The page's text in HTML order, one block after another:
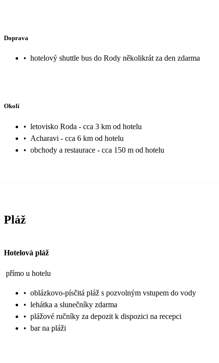
Doprava
• hotelový shuttle bus do Rody několikrát za den zdarma
Okolí
• letovisko Roda - cca 3 km od hotelu
• Acharavi - cca 6 km od hotelu
• obchody a restaurace - cca 150 m od hotelu
Pláž
Hotelová pláž
přímo u hotelu
• oblázkovo-písčitá pláž s pozvolným vstupem do vody
• lehátka a slunečníky zdarma
• plážové ručníky za depozit k dispozici na recepci
• bar na pláži